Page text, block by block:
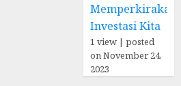
Memperkirakan
Investasi Kita
1 view |posted
on November 24,
2023